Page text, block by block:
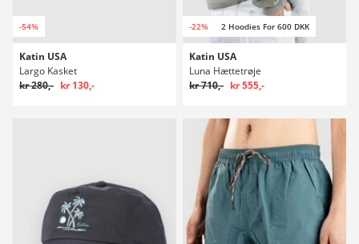
-54%
Katin USA
Largo Kasket
kr 280,- kr 130,-
-22% 2 Hoodies For 600 DKK
Katin USA
Luna Hættetrøje
kr 710,- kr 555,-